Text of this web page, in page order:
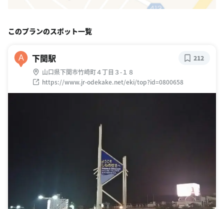
このプランのスポット一覧
A 下関駅
山口県下関市竹崎町４丁目３-１８
https://www.jr-odekake.net/eki/top?id=0800658
212